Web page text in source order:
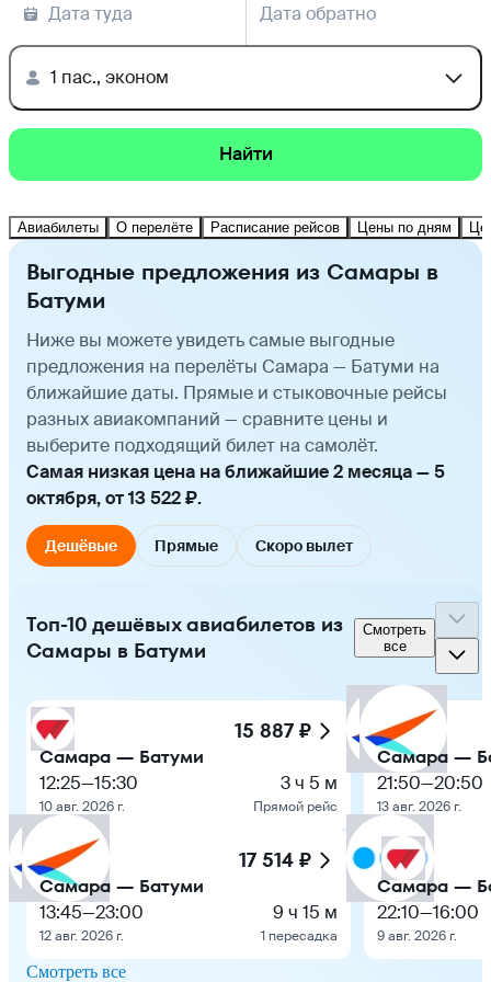
Дата туда Дата обратно
1 пас., эконом
Найти
Авиабилеты О перелёте Расписание рейсов Цены по дням
Выгодные предложения из Самары в
Батуми
Ниже вы можете увидеть самые выгодные
предложения на перелёты Самара — Батуми на
ближайшие даты. Прямые и стыковочные рейсы
разных авиакомпаний — сравните цены и
выберите подходящий билет на самолёт.
Самая низкая цена на ближайшие 2 месяца — 5
октября, от 13 522 ₽.
Дешёвые Прямые Скоро вылет
Топ-10 дешёвых авиабилетов из
Самары в Батуми
Смотреть
все
15 887 ₽
Самара — Батуми
12:25—15:30
10 авг. 2026 г.
3 ч 5 м
Прямой рейс
17 514 ₽
Самара — Батуми
13:45—23:00
12 авг. 2026 г.
9 ч 15 м
1 пересадка
Самара —
21:50—20:50
13 авг. 2026 г.
Самара —
22:10—16:00
9 авг. 2026 г.
Смотреть все